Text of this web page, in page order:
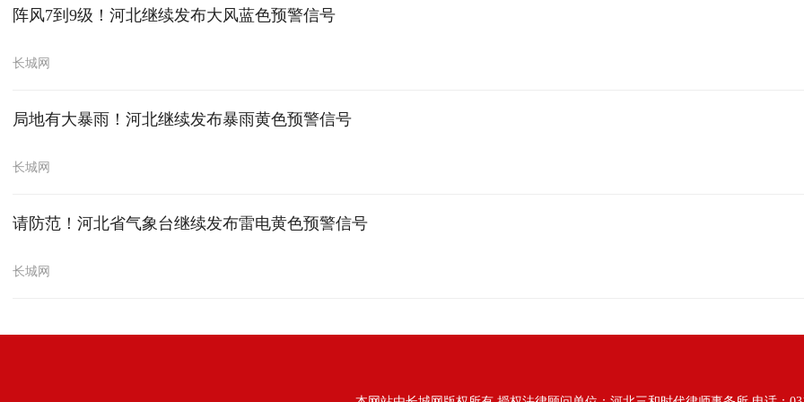
阵风7到9级！河北继续发布大风蓝色预警信号
长城网
局地有大暴雨！河北继续发布暴雨黄色预警信号
长城网
请防范！河北省气象台继续发布雷电黄色预警信号
长城网